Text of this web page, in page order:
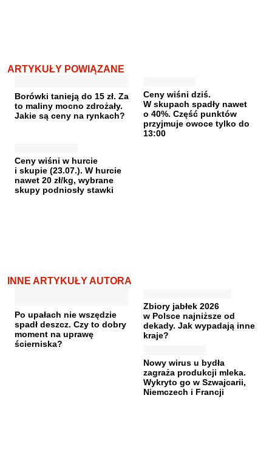
ARTYKUŁY POWIĄZANE
Borówki tanieją do 15 zł. Za
to maliny mocno zdrożały.
Jakie są ceny na rynkach?
Ceny wiśni dziś.
W skupach spadły nawet
o 40%. Część punktów
przyjmuje owoce tylko do
13:00
Ceny wiśni w hurcie
i skupie (23.07.). W hurcie
nawet 20 zł/kg, wybrane
skupy podniosły stawki
INNE ARTYKUŁY AUTORA
Po upałach nie wszędzie
spadł deszcz. Czy to dobry
moment na uprawę
ścierniska?
Zbiory jabłek 2026
w Polsce najniższe od
dekady. Jak wypadają inne
kraje?
Nowy wirus u bydła
zagraża produkcji mleka.
Wykryto go w Szwajcarii,
Niemczech i Francji